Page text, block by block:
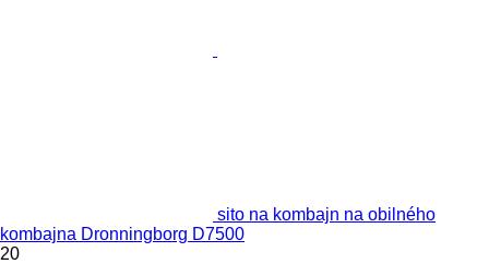
sito na kombajn na obilného
kombajna Dronningborg D7500
20